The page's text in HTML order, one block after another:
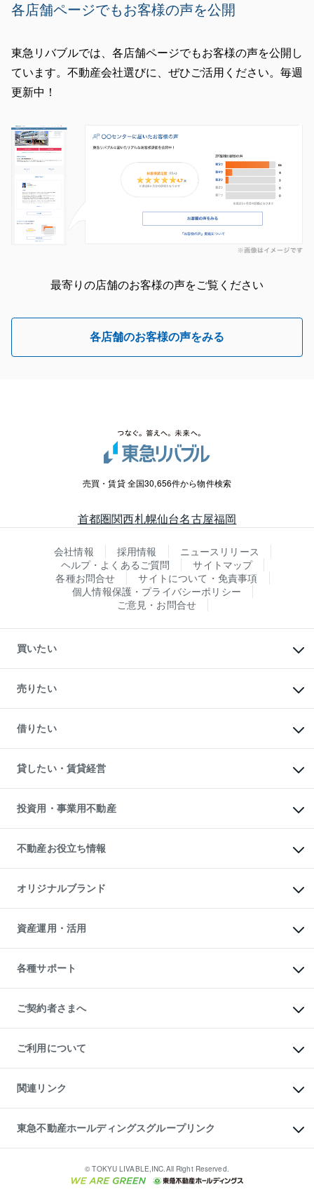
各店舗ページでもお客様の声を公開
東急リバブルでは、各店舗ページでもお客様の声を公開し
ています。不動産会社選びに、ぜひご活用ください。毎週
更新中！
最寄りの店舗のお客様の声をご覧ください
各店舗のお客様の声をみる
売買・賃貸 全国30,656件から物件検索
首都圏関西札幌仙台名古屋福岡
会社情報 採用情報
ニュースリリース
ヘルプ・よくあるご質問
サイトマップ
各種お問合せ
サイトについて・免責事項
個人情報保護・プライバシーポリシー
ご意見・お問合せ
買いたい
新築・分譲マンションの購入
中古マンションの購入
一戸建ての購入
中古一戸建ての購入
不動産購入の流れ
注目キーワード物件特集
購入ガイド
English 繁体中文簡体中文
売りたい
一戸建ての売却・査定
土地の売却・査定
スピードAI査定
不動産査定について
不動産売却の流れ
不動産買換えの流れ
売却ガイド
借りたい
オフィス・店舗の賃貸
借りるときの流れ
借りるガイド
貸したい・賃貸経営
マンション賃料データ
賃貸管理プラン
リロケーションについて
貸すガイド
投資用・事業用不動産
事業用不動産
マンション投資
投資用マンション
アパート経営
収益物件
ビル購入（ビル一棟）
投資用不動産の売却査定
事業用不動産の売却査定
不動産お役立ち情報
マンションライブラリー
人気マンションランキング
暮らしに役立つ不動産メディア
不動産相場・不動産価格情報
不動産コラム・ニュース
不動産用語集
不動産なんでもネット相談室
住まいの税金
オリジナルブランド
一棟リノベーションマンション
L`GENTE（ルジェンテ）
区分リノベーションマンション
投資用一棟レジデンスWELL
不動産小口投資
LEGACIA（レガシア）
資産運用・活用
不動産M&A
アセットマネジメント・出資
各種サポート
相続サポート
リフォームサポート
ご契約者さまへ
ご紹介・再契約特典
入居者様専用-各種ご案内（賃貸）
東急こすもす会「こすもすWeb」
ご利用について
金融商品取引について
東急リバブル ソーシャルメディアポリシー
ご意見・お問い合わせ（金融商品取引専用の相談・お問い合わせ窓口）
ダイレクトメール（郵送物）・Eメールなどの送付停止について
関連リンク
これからご結婚される方に東急百貨店のブライダルクラブ
人材サービスのご用命は 東急リバブルスタッフ株式会社まで
東北の逸品を贈ります 東北すぐれものセレクション
東急不動産ホールディングスグループリンク
東急コミュニティー
東急住宅リース
© TOKYU LIVABLE,INC.All Right Reserved.